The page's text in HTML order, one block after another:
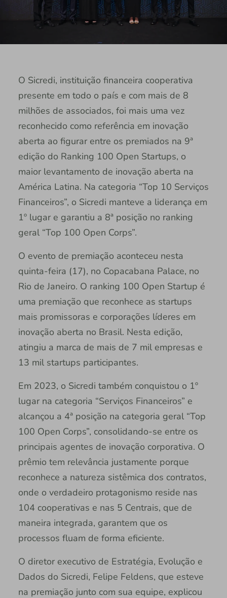
O Sicredi, instituição financeira cooperativa
presente em todo o país e com mais de 8
milhões de associados, foi mais uma vez
reconhecido como referência em inovação
aberta ao figurar entre os premiados na 9ª
edição do Ranking 100 Open Startups, o
maior levantamento de inovação aberta na
América Latina. Na categoria “Top 10 Serviços
Financeiros”, o Sicredi manteve a liderança em
1º lugar e garantiu a 8ª posição no ranking
geral “Top 100 Open Corps”.
O evento de premiação aconteceu nesta
quinta-feira (17), no Copacabana Palace, no
Rio de Janeiro. O ranking 100 Open Startup é
uma premiação que reconhece as startups
mais promissoras e corporações líderes em
inovação aberta no Brasil. Nesta edição,
atingiu a marca de mais de 7 mil empresas e
13 mil startups participantes.
Em 2023, o Sicredi também conquistou o 1º
lugar na categoria “Serviços Financeiros” e
alcançou a 4ª posição na categoria geral “Top
100 Open Corps”, consolidando-se entre os
principais agentes de inovação corporativa. O
prêmio tem relevância justamente porque
reconhece a natureza sistêmica dos contratos,
onde o verdadeiro protagonismo reside nas
104 cooperativas e nas 5 Centrais, que de
maneira integrada, garantem que os
processos fluam de forma eficiente.
O diretor executivo de Estratégia, Evolução e
Dados do Sicredi, Felipe Feldens, que esteve
na premiação junto com sua equipe, explicou